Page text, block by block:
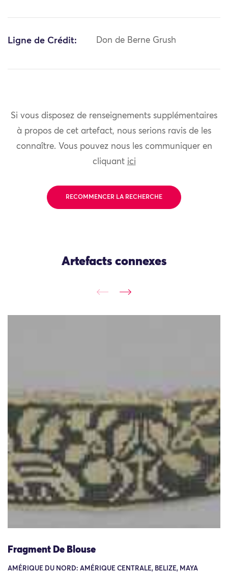
Ligne de Crédit: Don de Berne Grush
Si vous disposez de renseignements supplémentaires
à propos de cet artefact, nous serions ravis de les
connaître. Vous pouvez nous les communiquer en
cliquant ici
RECOMMENCER LA RECHERCHE
Artefacts connexes
Fragment De Blouse
AMÉRIQUE DU NORD: AMÉRIQUE CENTRALE, BELIZE, MAYA